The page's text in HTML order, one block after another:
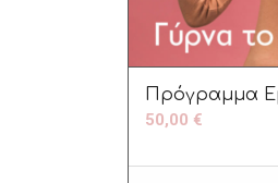
Πρόγραμμα
50,00 €